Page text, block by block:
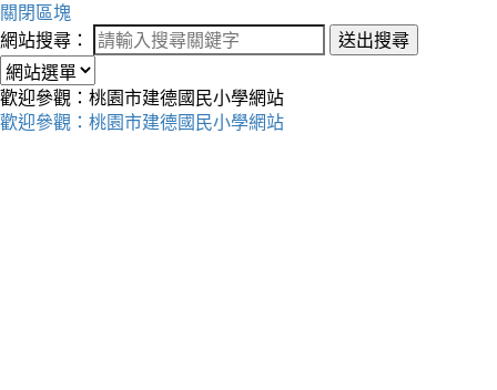
關閉區塊
網站搜尋：
送出搜尋
歡迎參觀：桃園市建德國民小學網站
歡迎參觀：桃園市建德國民小學網站